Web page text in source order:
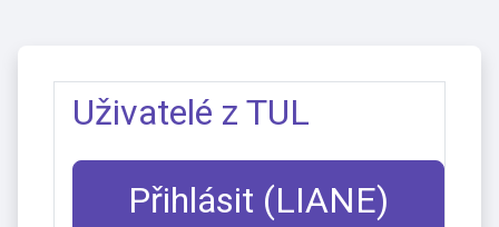
Uživatelé z TUL
Přihlásit (LIANE)